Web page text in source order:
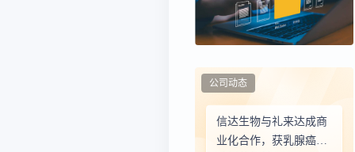
信达生物与礼来达成商
业化合作，获乳腺癌重
公司动态